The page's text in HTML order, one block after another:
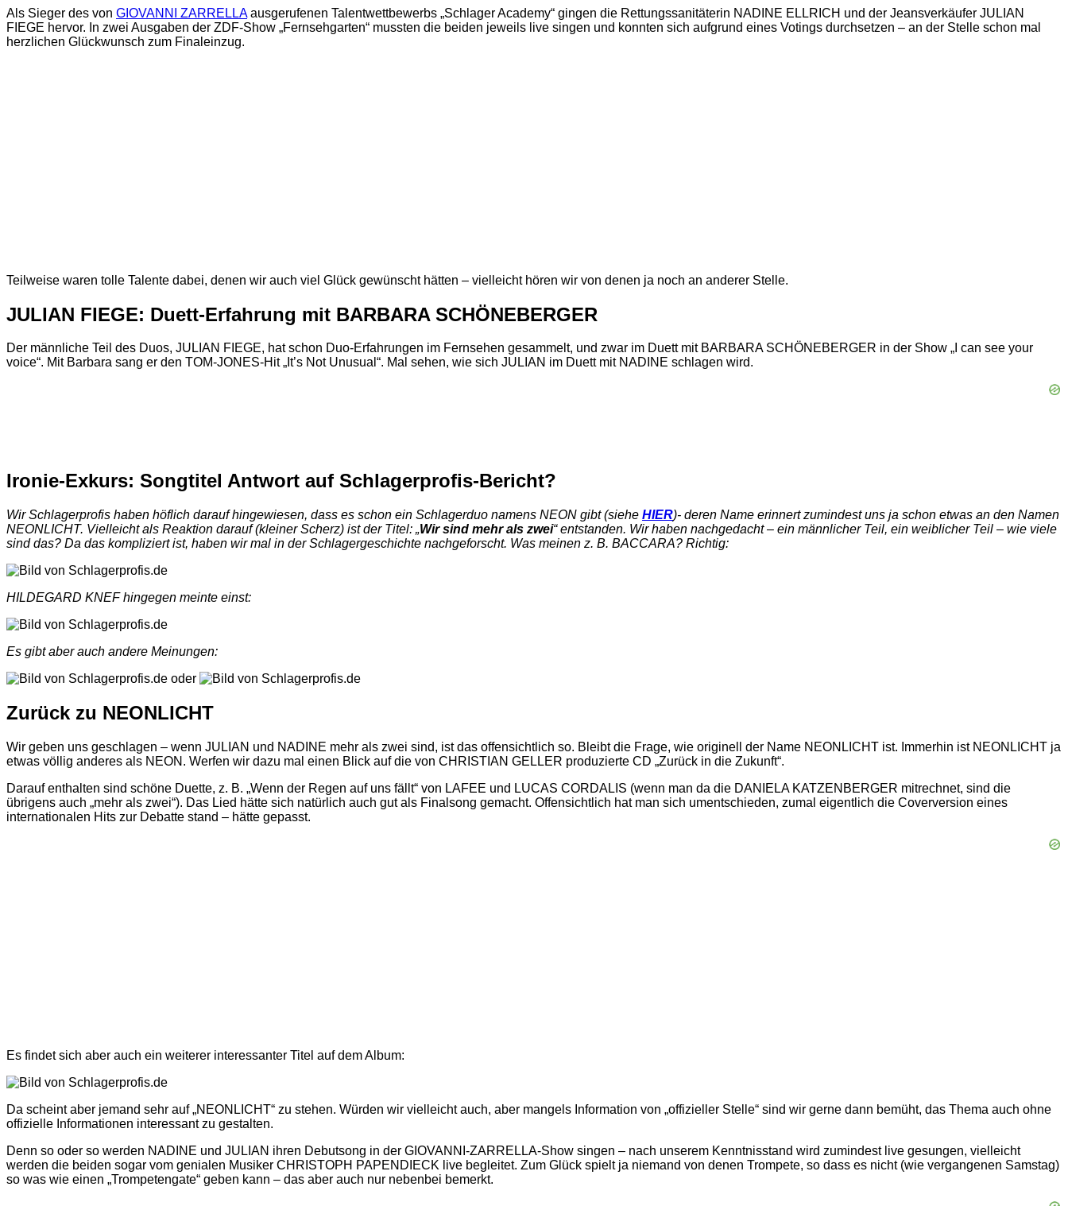
Als Sieger des von GIOVANNI ZARRELLAausgerufenen Talentwettbewerbs „Schlager Academy“ gingen die Rettungssanitäterin NADINE ELLRICH und der Jeansverkäufer JULIAN
FIEGE hervor. In zwei Ausgaben der ZDF-Show „Fernsehgarten“ mussten die beiden jeweils live singen und konnten sich aufgrund eines Votings durchsetzen – an der Stelle schon mal
herzlichen Glückwunsch zum Finaleinzug.
Teilweise waren tolle Talente dabei, denen wir auch viel Glück gewünscht hätten – vielleicht hören wir von denen ja noch an anderer Stelle.
JULIAN FIEGE: Duett-Erfahrung mit BARBARA SCHÖNEBERGER
Der männliche Teil des Duos, JULIAN FIEGE, hat schon Duo-Erfahrungen im Fernsehen gesammelt, und zwar im Duett mit BARBARA SCHÖNEBERGER in der Show „I can see your
voice“. Mit Barbara sang er den TOM-JONES-Hit „It’s Not Unusual“. Mal sehen, wie sich JULIAN im Duett mit NADINE schlagen wird.
Ironie-Exkurs: Songtitel Antwort auf Schlagerprofis-Bericht?
Wir Schlagerprofis haben höflich darauf hingewiesen, dass es schon ein Schlagerduo namens NEON gibt (siehe HIER)- deren Name erinnert zumindest uns ja schon etwas an den Namen
NEONLICHT. Vielleicht als Reaktion darauf (kleiner Scherz) ist der Titel: „Wir sind mehr als zwei“ entstanden. Wir haben nachgedacht – ein männlicher Teil, ein weiblicher Teil – wie viele
sind das? Da das kompliziert ist, haben wir mal in der Schlagergeschichte nachgeforscht. Was meinen z. B. BACCARA? Richtig:
HILDEGARD KNEF hingegen meinte einst:
Es gibt aber auch andere Meinungen:
oder
Zurück zu NEONLICHT
Wir geben uns geschlagen – wenn JULIAN und NADINE mehr als zwei sind, ist das offensichtlich so. Bleibt die Frage, wie originell der Name NEONLICHT ist. Immerhin ist NEONLICHT ja
etwas völlig anderes als NEON. Werfen wir dazu mal einen Blick auf die von CHRISTIAN GELLER produzierte CD „Zurück in die Zukunft“.
Darauf enthalten sind schöne Duette, z. B. „Wenn der Regen auf uns fällt“ von LAFEE und LUCAS CORDALIS (wenn man da die DANIELA KATZENBERGER mitrechnet, sind die
übrigens auch „mehr als zwei“). Das Lied hätte sich natürlich auch gut als Finalsong gemacht. Offensichtlich hat man sich umentschieden, zumal eigentlich die Coverversion eines
internationalen Hits zur Debatte stand – hätte gepasst.
Es findet sich aber auch ein weiterer interessanter Titel auf dem Album:
Da scheint aber jemand sehr auf „NEONLICHT“ zu stehen. Würden wir vielleicht auch, aber mangels Information von „offizieller Stelle“ sind wir gerne dann bemüht, das Thema auch ohne
offizielle Informationen interessant zu gestalten.
Denn so oder so werden NADINE und JULIAN ihren Debutsong in der GIOVANNI-ZARRELLA-Show singen – nach unserem Kenntnisstand wird zumindest live gesungen, vielleicht
werden die beiden sogar vom genialen Musiker CHRISTOPH PAPENDIECK live begleitet. Zum Glück spielt ja niemand von denen Trompete, so dass es nicht (wie vergangenen Samstag)
so was wie einen „Trompetengate“ geben kann – das aber auch nur nebenbei bemerkt.